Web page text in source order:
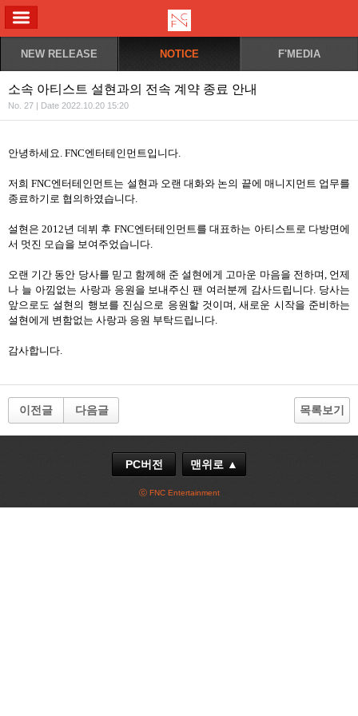
NEW RELEASE NOTICE F'MEDIA
소속 아티스트 설현과의 전속 계약 종료 안내
No. 27 | Date 2022.10.20 15:20
안녕하세요. FNC엔터테인먼트입니다.
저희 FNC엔터테인먼트는 설현과 오랜 대화와 논의 끝에 매니지먼트 업무를
종료하기로 협의하였습니다.
설현은 2012년 데뷔 후 FNC엔터테인먼트를 대표하는 아티스트로 다방면에
서 멋진 모습을 보여주었습니다.
오랜 기간 동안 당사를 믿고 함께해 준 설현에게 고마운 마음을 전하며, 언제
나 늘 아낌없는 사랑과 응원을 보내주신 팬 여러분께 감사드립니다. 당사는
앞으로도 설현의 행보를 진심으로 응원할 것이며, 새로운 시작을 준비하는
설현에게 변함없는 사랑과 응원 부탁드립니다.
감사합니다.
이전글 다음글 목록보기
PC버전 맨위로 ▲
ⓒ FNC Entertainment